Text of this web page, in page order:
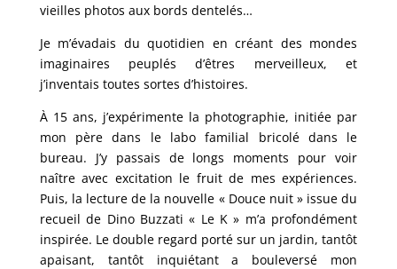
vieilles photos aux bords dentelés…
Je m’évadais du quotidien en créant des mondes
imaginaires peuplés d’êtres merveilleux, et
j’inventais toutes sortes d’histoires.
À 15 ans, j’expérimente la photographie, initiée par
mon père dans le labo familial bricolé dans le
bureau. J’y passais de longs moments pour voir
naître avec excitation le fruit de mes expériences.
Puis, la lecture de la nouvelle « Douce nuit » issue du
recueil de Dino Buzzati « Le K » m’a profondément
inspirée. Le double regard porté sur un jardin, tantôt
apaisant, tantôt inquiétant a bouleversé mon